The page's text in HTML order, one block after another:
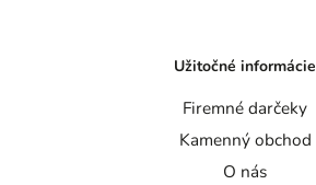
Užitočné informácie
Firemné darčeky
Kamenný obchod
O nás